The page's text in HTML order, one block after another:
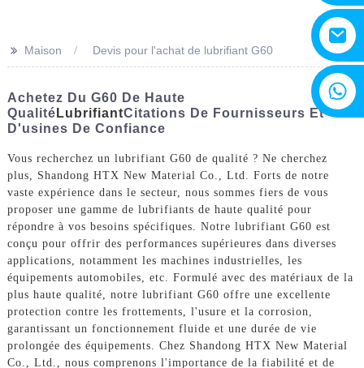
>> Maison Devis pour l'achat de lubrifiant G60
Achetez Du G60 De Haute
Qualité LubrifiantCitations De Fournisseurs Et
D'usines De Confiance
Vous recherchez un lubrifiant G60 de qualité ? Ne cherchez
plus, Shandong HTX New Material Co., Ltd. Forts de notre
vaste expérience dans le secteur, nous sommes fiers de vous
proposer une gamme de lubrifiants de haute qualité pour
répondre à vos besoins spécifiques. Notre lubrifiant G60 est
conçu pour offrir des performances supérieures dans diverses
applications, notamment les machines industrielles, les
équipements automobiles, etc. Formulé avec des matériaux de la
plus haute qualité, notre lubrifiant G60 offre une excellente
protection contre les frottements, l'usure et la corrosion,
garantissant un fonctionnement fluide et une durée de vie
prolongée des équipements. Chez Shandong HTX New Material
Co., Ltd., nous comprenons l'importance de la fiabilité et de